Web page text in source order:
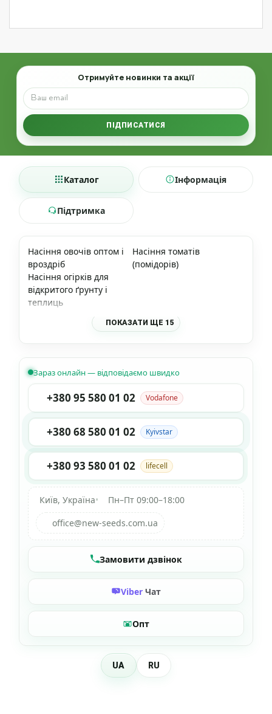
Email
Отримуйте новинки та акції
ПІДПИСАТИСЯ
Каталог Інформація
Підтримка
Насіння овочів оптом і
вроздріб
Насіння томатів
(помідорів)
Насіння огірків для
відкритого ґрунту і
теплиць
ПОКАЗАТИ ЩЕ 15
Зараз онлайн — відповідаємо швидко
+380 95 580 01 02 Vodafone
+380 68 580 01 02 Kyivstar
+380 93 580 01 02 lifecell
Київ, Україна•
Пн–Пт 09:00–18:00
office@new-seeds.com.ua
Замовити дзвінок
Viber Чат
Опт
UA RU